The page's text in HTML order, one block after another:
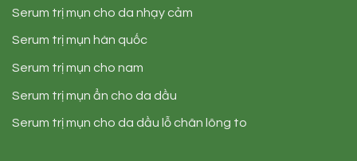
Serum trị mụn cho da nhạy cảm
Serum trị mụn hàn quốc
Serum trị mụn cho nam
Serum trị mụn ẩn cho da dầu
Serum trị mụn cho da dầu lỗ chân lông to